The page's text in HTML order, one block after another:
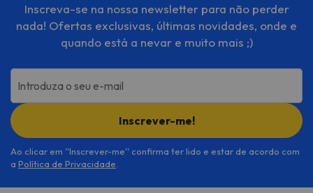
Inscreva-se na nossa newsletter para não perder
nada! Ofertas exclusivas, últimas novidades, onde e
quando está a nevar e muito mais ;)
Introduza o seu e-mail
Inscrever-me!
Ao clicar em ''Inscrever-me'' confirma ter lido e estar de acordo com
a Política de Privacidade